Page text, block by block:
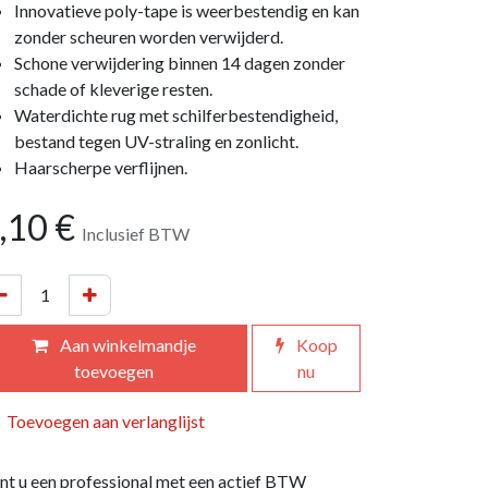
Innovatieve poly-tape is weerbestendig en kan
zonder scheuren worden verwijderd.
Schone verwijdering binnen 14 dagen zonder
schade of kleverige resten.
Waterdichte rug met schilferbestendigheid,
bestand tegen UV-straling en zonlicht.
Haarscherpe verflijnen.
€ Inclusief BTW
Aan winkelmandje
toevoegen
Koop
nu
Toevoegen aan verlanglijst
u een professional met een actief BTW